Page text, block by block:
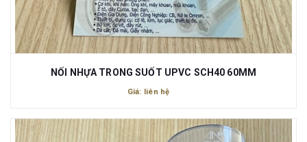
NỐI NHỰA TRONG SUỐT UPVC SCH40 60MM
Giá: liên hệ